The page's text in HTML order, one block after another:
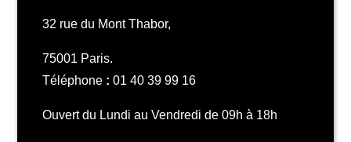
32 rue du Mont Thabor,
75001 Paris.
Téléphone : 01 40 39 99 16
Ouvert du Lundi au Vendredi de 09h à 18h